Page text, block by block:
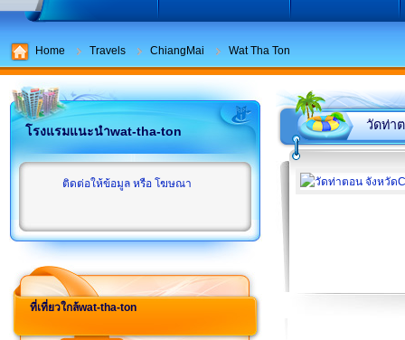
Home Travels ChiangMai Wat Tha Ton
โรงแรมแนะนำwat-tha-ton
ติดต่อให้ข้อมูล หรือ โฆษณา
ที่เที่ยวใกล้wat-tha-ton
วัดท่า